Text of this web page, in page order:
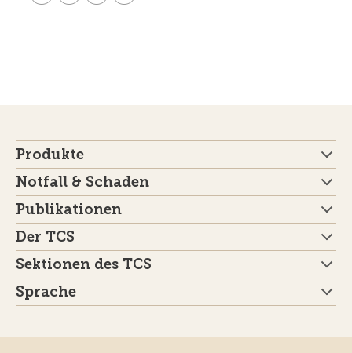
Produkte
Notfall & Schaden
Publikationen
Der TCS
Sektionen des TCS
Sprache